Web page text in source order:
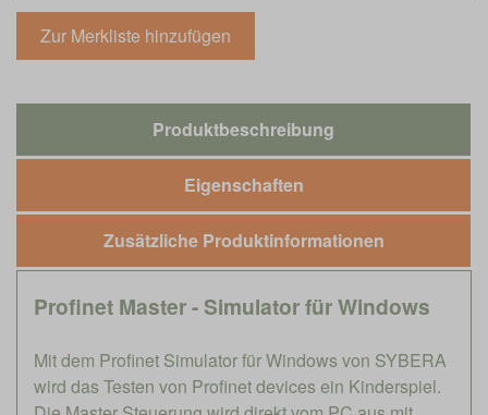
Produktbeschreibung
Eigenschaften
Zusätzliche Produktinformationen
Profinet Master - Simulator für Windows
Mit dem Profinet Simulator für Windows von SYBERA
wird das Testen von Profinet devices ein Kinderspiel.